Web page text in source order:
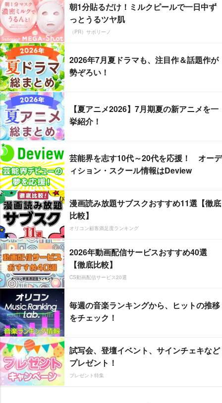
朝1分貼るだけ！ミルクピールで一日中ず
っとうるツヤ肌
（PR）サボリーノ
2026年7月夏ドラマも、注目作＆話題作が
勢ぞろい！
【夏アニメ2026】7月期夏の新アニメを一
挙紹介！
芸能界を志す10代～20代を応援！ オーデ
ィション・スクール情報はDeview
漫画読み放題サブスクおすすめ11選【徹底
比較】
オリコン顧客満足度ランキング
2026年動画配信サービスおすすめ40選
【徹底比較】
CS動画配信サービス20選
毎週の音楽ランキングから、ヒットの推移
をチェック！
試写会、登壇イベント、サインチェキなど
プレゼント！
プレゼント特集